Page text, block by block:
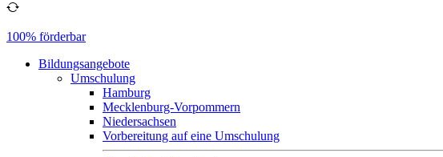
100% förderbar
Bildungsangebote
Umschulung
Hamburg
Mecklenburg-Vorpommern
Niedersachsen
Vorbereitung auf eine Umschulung